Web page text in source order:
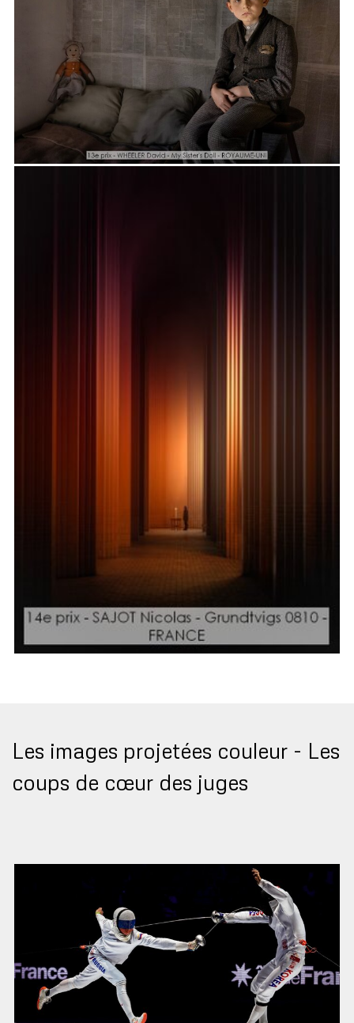
Les images projetées couleur - Les
coups de cœur des juges